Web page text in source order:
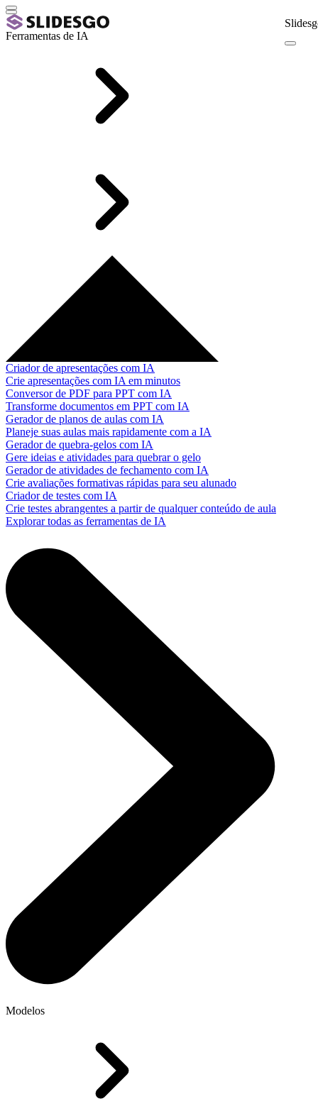
Ferramentas de IA
Criador de apresentações com IA
Crie apresentações com IA em minutos
Conversor de PDF para PPT com IA
Transforme documentos em PPT com IA
Gerador de planos de aulas com IA
Planeje suas aulas mais rapidamente com a IA
Gerador de quebra-gelos com IA
Gere ideias e atividades para quebrar o gelo
Gerador de atividades de fechamento com IA
Crie avaliações formativas rápidas para seu alunado
Criador de testes com IA
Crie testes abrangentes a partir de qualquer conteúdo de aula
Explorar todas as ferramentas de IA
Modelos